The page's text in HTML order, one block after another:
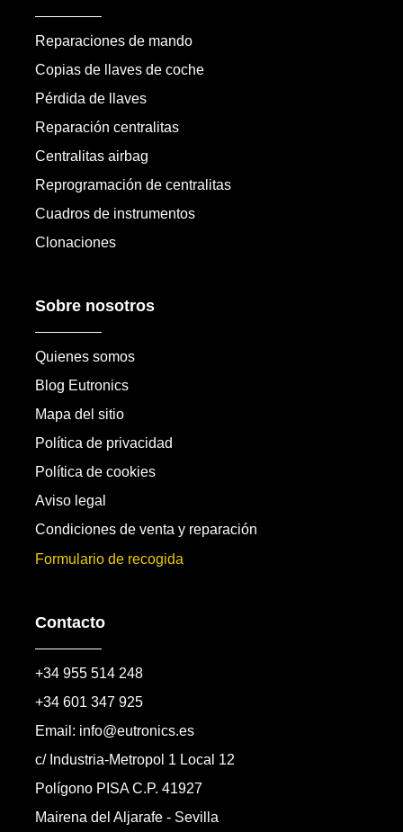
Reparaciones de mando
Copias de llaves de coche
Pérdida de llaves
Reparación centralitas
Centralitas airbag
Reprogramación de centralitas
Cuadros de instrumentos
Clonaciones
Sobre nosotros
Quienes somos
Blog Eutronics
Mapa del sitio
Política de privacidad
Política de cookies
Aviso legal
Condiciones de venta y reparación
Formulario de recogida
Contacto
+34 955 514 248
+34 601 347 925
Email: info@eutronics.es
c/ Industria-Metropol 1 Local 12
Polígono PISA C.P. 41927
Mairena del Aljarafe - Sevilla